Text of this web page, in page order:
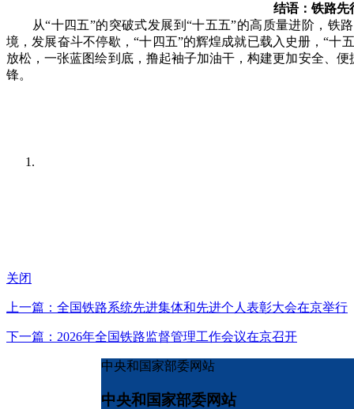
结语：铁路先
从“十四五”的突破式发展到“十五五”的高质量进阶，铁
境，发展奋斗不停歇，“十四五”的辉煌成就已载入史册，“十
放松，一张蓝图绘到底，撸起袖子加油干，构建更加安全、
锋。
关闭
上一篇：全国铁路系统先进集体和先进个人表彰大会在京举行
下一篇：2026年全国铁路监督管理工作会议在京召开
中央和国家部委网站
中央和国家部委网站